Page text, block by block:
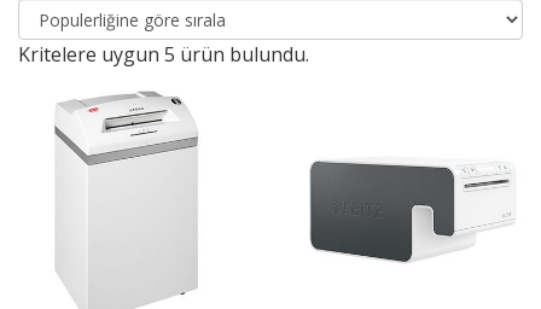
Kritelere uygun 5 ürün bulundu.